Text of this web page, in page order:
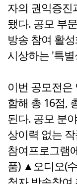
자의 권익증진
됐다. 공모 부
방송 참여 활
시상하는 '특
이번 공모전은
함해 총 16점,
된다. 공모 분
상이력 없는
참여프로그램
품) ▲오디오(